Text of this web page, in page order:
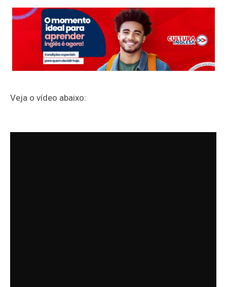
Veja o vídeo abaixo: